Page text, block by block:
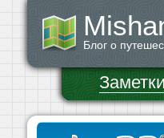
Блог о
Заметки